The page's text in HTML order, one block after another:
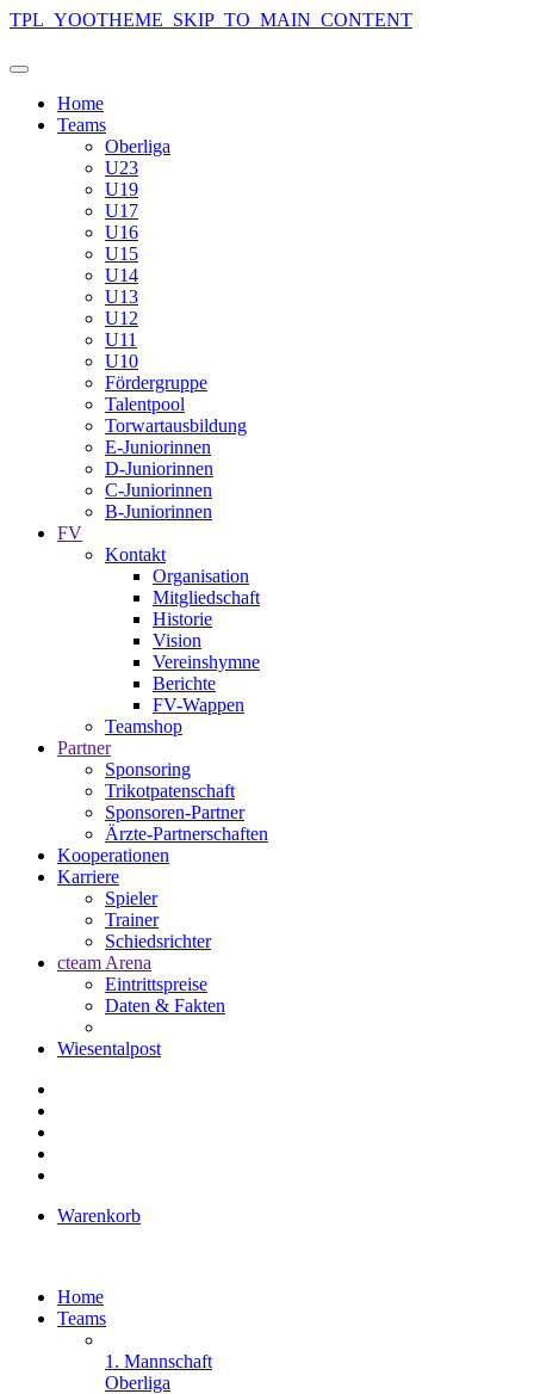
TPL_YOOTHEME_SKIP_TO_MAIN_CONTENT
Home
Teams
Oberliga
U23
U19
U17
U16
U15
U14
U13
U12
U11
U10
Fördergruppe
Talentpool
Torwartausbildung
E-Juniorinnen
D-Juniorinnen
C-Juniorinnen
B-Juniorinnen
FV
Kontakt
Organisation
Mitgliedschaft
Historie
Vision
Vereinshymne
Berichte
FV-Wappen
Teamshop
Partner
Sponsoring
Trikotpatenschaft
Sponsoren-Partner
Ärzte-Partnerschaften
Kooperationen
Karriere
Spieler
Trainer
Schiedsrichter
cteam Arena
Eintrittspreise
Daten & Fakten
Wiesentalpost
Warenkorb
Home
Teams
1. Mannschaft
Oberliga